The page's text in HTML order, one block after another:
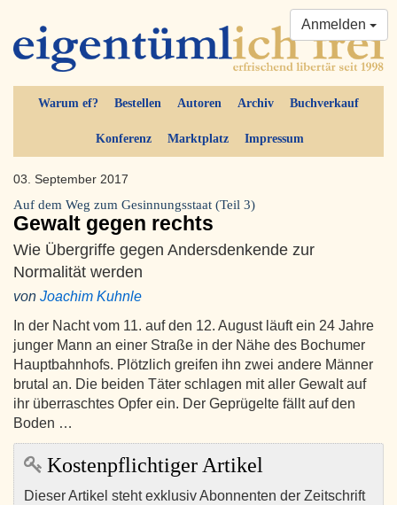
Warum ef? Bestellen Autoren Archiv Buchverkauf
Konferenz Marktplatz Impressum
Anmelden
03. September 2017
Auf dem Weg zum Gesinnungsstaat (Teil 3)
Gewalt gegen rechts
Wie Übergriffe gegen Andersdenkende zur
Normalität werden
von Joachim Kuhnle
In der Nacht vom 11. auf den 12. August läuft ein 24 Jahre
junger Mann an einer Straße in der Nähe des Bochumer
Hauptbahnhofs. Plötzlich greifen ihn zwei andere Männer
brutal an. Die beiden Täter schlagen mit aller Gewalt auf
ihr überraschtes Opfer ein. Der Geprügelte fällt auf den
Boden …
Kostenpflichtiger Artikel
Dieser Artikel steht exklusiv Abonnenten der Zeitschrift